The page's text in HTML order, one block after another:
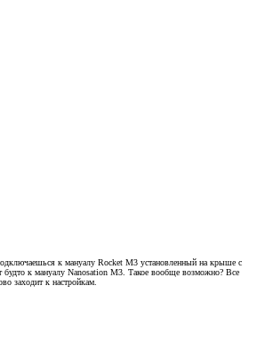
к мануалу Rocket M3 установленный на крыше с
будто к мануалу Nanosation M3. Такое вообще возможно? Все
заходит к настройкам.